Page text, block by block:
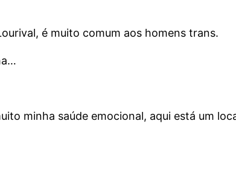
é muito comum aos homens trans.
minha saúde emocional, aqui está um